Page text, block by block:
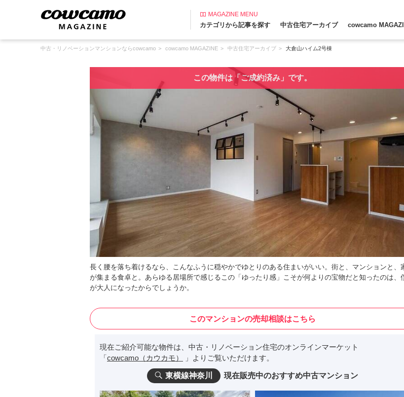
MAGAZINE MENU
カテゴリから記事を探す 中古住宅アーカイブ cowcamo
中古・リノベーションマンションならcowcamo cowcamo MAGAZINE 中古住宅アーカイブ 大倉山ハイム2号棟
この物件は「ご成約済み」です。
長く腰を落ち着けるなら、こんなふうに穏やかでゆとりのある住まいがいい。街と、マンションと、
が集まる食卓と。あらゆる居場所で感じるこの「ゆったり感」こそが何よりの宝物だと知ったのは、
が大人になったからでしょうか。
このマンションの売却相談はこちら
現在ご紹介可能な物件は、中古・リノベーション住宅のオンラインマーケット
「cowcamo（カウカモ） 」よりご覧いただけます。
東横線神奈川 現在販売中のおすすめ中古マンション